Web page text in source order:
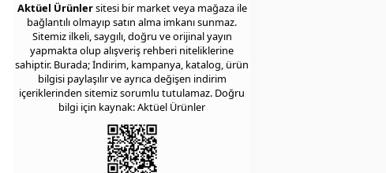
Aktüel Ürünlersitesi bir market veya mağaza ile
bağlantılı olmayıp satın alma imkanı sunmaz.
Sitemiz ilkeli, saygılı, doğru ve orijinal yayın
yapmakta olup alışveriş rehberi niteliklerine
sahiptir. Burada; İndirim, kampanya, katalog, ürün
bilgisi paylaşılır ve ayrıca değişen indirim
içeriklerinden sitemiz sorumlu tutulamaz. Doğru
bilgi için kaynak: Aktüel Ürünler